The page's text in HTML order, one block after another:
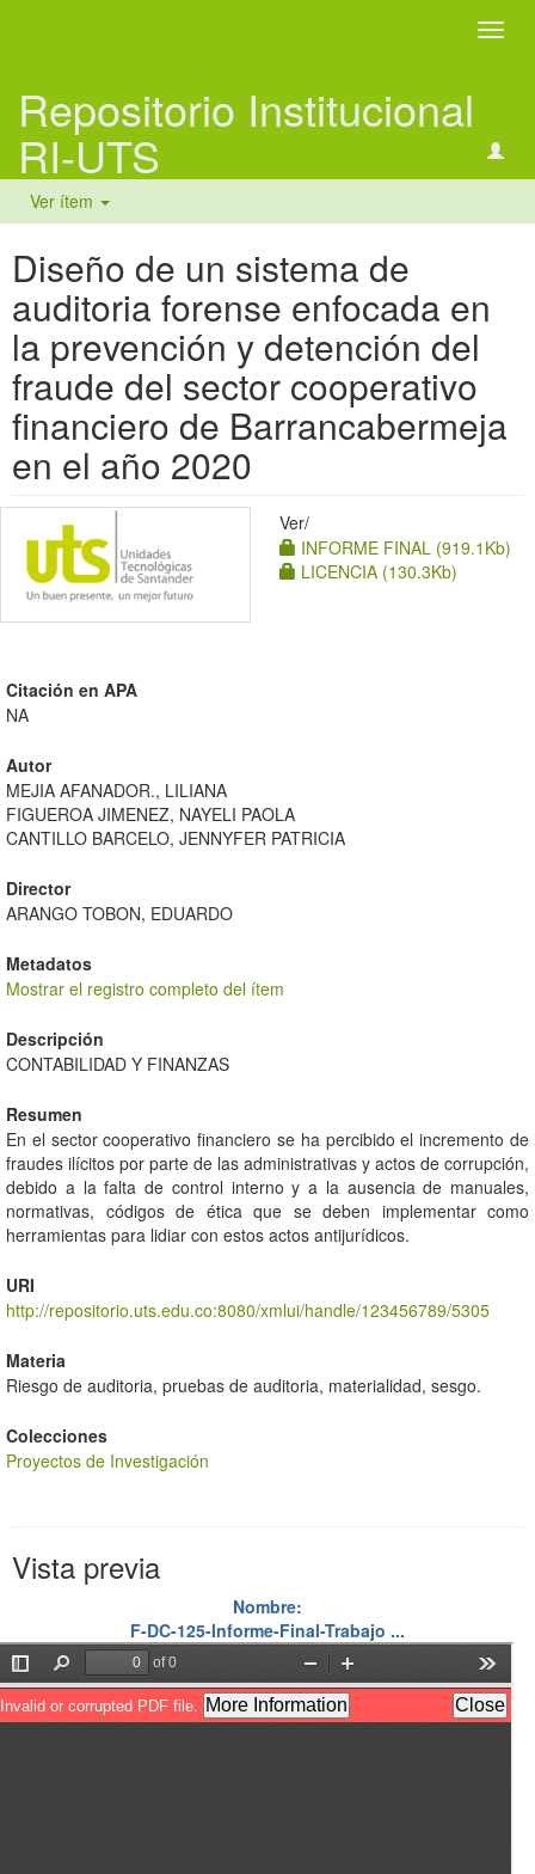
Repositorio Institucional
RI-UTS
Ver ítem
Diseño de un sistema de
auditoria forense enfocada en
la prevención y detención del
fraude del sector cooperativo
financiero de Barrancabermeja
en el año 2020
Ver/
INFORME FINAL (919.1Kb)
LICENCIA (130.3Kb)
Citación en APA
NA
Autor
MEJIA AFANADOR., LILIANA
FIGUEROA JIMENEZ, NAYELI PAOLA
CANTILLO BARCELO, JENNYFER PATRICIA
Director
ARANGO TOBON, EDUARDO
Metadatos
Mostrar el registro completo del ítem
Descripción
CONTABILIDAD Y FINANZAS
Resumen
En el sector cooperativo financiero se ha percibido el incremento de
fraudes ilícitos por parte de las administrativas y actos de corrupción,
debido a la falta de control interno y a la ausencia de manuales,
normativas, códigos de ética que se deben implementar como
herramientas para lidiar con estos actos antijurídicos.
URI
http://repositorio.uts.edu.co:8080/xmlui/handle/123456789/5305
Materia
Riesgo de auditoria, pruebas de auditoria, materialidad, sesgo.
Colecciones
Proyectos de Investigación
Vista previa
Nombre:
F-DC-125-Informe-Final-Trabajo ...